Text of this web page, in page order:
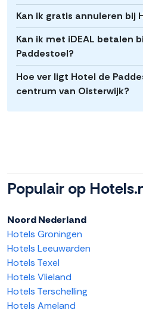
Kan ik gratis annuleren bij
Kan ik met iDEAL betalen
Paddestoel?
Hoe ver ligt Hotel de
centrum van Oisterwijk?
Populair op
Noord Nederland
Hotels Groningen
Hotels Leeuwarden
Hotels Texel
Hotels Vlieland
Hotels Terschelling
Hotels Ameland